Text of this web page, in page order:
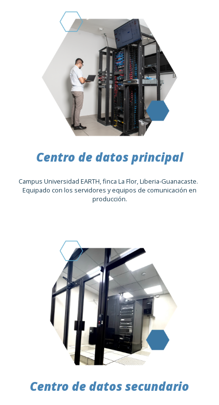
Centro de datos principal
Campus Universidad EARTH, finca La Flor, Liberia-Guanacaste.
Equipado con los servidores y equipos de comunicación en
producción.
Centro de datos secundario